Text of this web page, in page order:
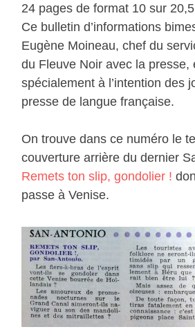
24 pages de format 10 sur
Ce bulletin d’informations
Eugène Moineau, chef du
du Fleuve Noir avec la presse,
spécialement à l’intention des
presse de langue française.
On trouve dans ce numéro le
couverture arrière du dernier
Remets ton slip, gondolier !
passe à Venise.